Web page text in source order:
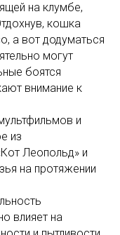
на клумбе,
кошка
а вот додуматься
могут
боятся
внимание к
и
из
Леопольд» и
на протяжении
влияет на